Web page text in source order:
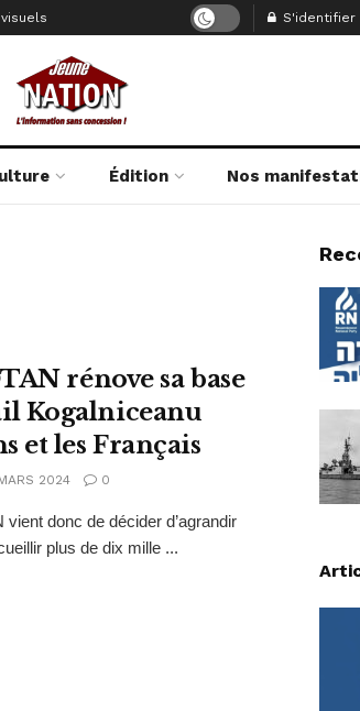
S'identifier
Édition Nos
rénove sa base
Kogalniceanu
et les Français
2024 0
donc de décider d’agrandir
plus de dix mille ...